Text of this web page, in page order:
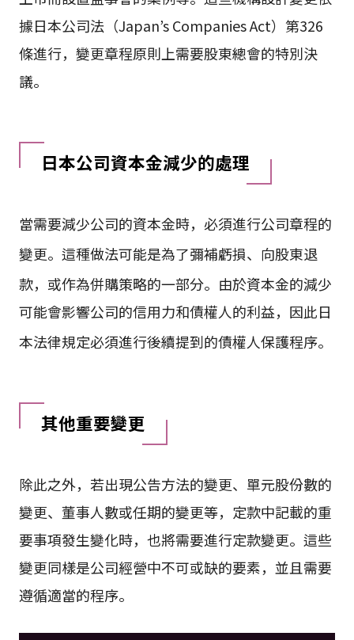
據日本公司法（Japan’s Companies Act）第326
條進行，變更章程原則上需要股東總會的特別決
議。
日本公司資本金減少的處理
當需要減少公司的資本金時，必須進行公司章程的
變更。這種做法可能是為了彌補虧損、向股東退
款，或作為併購策略的一部分。由於資本金的減少
可能會影響公司的信用力和債權人的利益，因此日
本法律規定必須進行後續提到的債權人保護程序。
其他重要變更
除此之外，若出現公告方法的變更、單元股份數的
變更、董事人數或任期的變更等，定款中記載的重
要事項發生變化時，也將需要進行定款變更。這些
變更同樣是公司經營中不可或缺的要素，並且需要
遵循適當的程序。